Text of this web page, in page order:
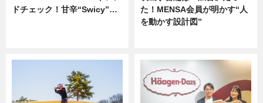
ドチェック！甘辛“Swicy”…
た！MENSA会員が明かす“人
を動かす設計図”